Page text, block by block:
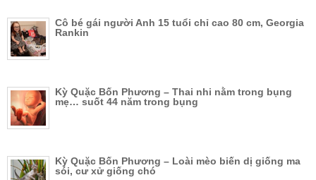
Cô bé gái người Anh 15 tuổi chỉ cao 80 cm, Georgia
Rankin
Kỳ Quặc Bốn Phương – Thai nhi nằm trong bụng
mẹ… suốt 44 năm trong bụng
Kỳ Quặc Bốn Phương – Loài mèo biến dị giống ma
sói, cư xử giống chó